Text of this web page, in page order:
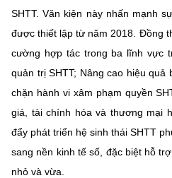
SHTT. Văn kiện này nhấn mạnh
được thiết lập từ năm 2018. Đồng
cường hợp tác trong ba lĩnh vực
quản trị SHTT; Nâng cao hiệu
chặn hành vi xâm phạm quyền
giá, tài chính hóa và thương mại
đẩy phát triển hệ sinh thái SHTT
sang nền kinh tế số, đặc biệt hỗ
nhỏ và vừa.